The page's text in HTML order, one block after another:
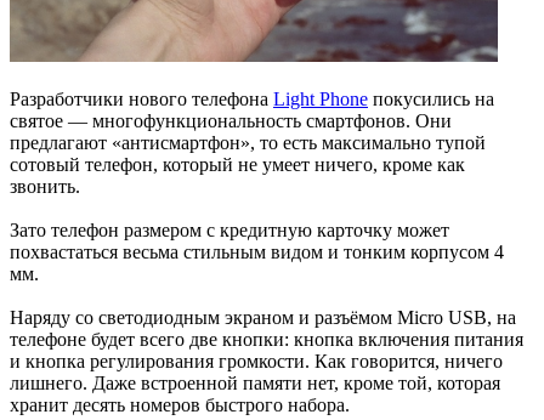
Разработчики нового телефона Light Phone покусились на
святое — многофункциональность смартфонов. Они
предлагают «антисмартфон», то есть максимально тупой
сотовый телефон, который не умеет ничего, кроме как
звонить.
Зато телефон размером с кредитную карточку может
похвастаться весьма стильным видом и тонким корпусом 4
мм.
Наряду со светодиодным экраном и разъёмом Micro USB, на
телефоне будет всего две кнопки: кнопка включения питания
и кнопка регулирования громкости. Как говорится, ничего
лишнего. Даже встроенной памяти нет, кроме той, которая
хранит десять номеров быстрого набора.